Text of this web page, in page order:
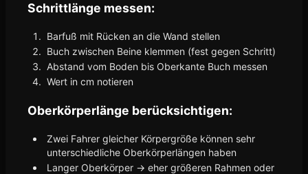
Schrittlänge messen:
Barfuß mit Rücken an die Wand stellen
Buch zwischen Beine klemmen (fest gegen Schritt)
Abstand vom Boden bis Oberkante Buch messen
Wert in cm notieren
Oberkörperlänge berücksichtigen:
Zwei Fahrer gleicher Körpergröße können sehr
unterschiedliche Oberkörperlängen haben
Langer Oberkörper → eher größeren Rahmen oder